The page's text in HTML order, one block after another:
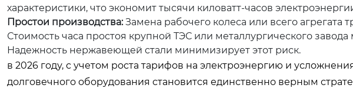
характеристики, что экономит тысячи киловатт-часов
Простои производства:Замена рабочего колеса или всего агрегата
Стоимость часа простоя крупной ТЭС или металлургического
Надежность нержавеющей стали минимизирует этот риск.
в 2026 году, с учетом роста тарифов на электроэнергию и
долговечного оборудования становится единственно верным